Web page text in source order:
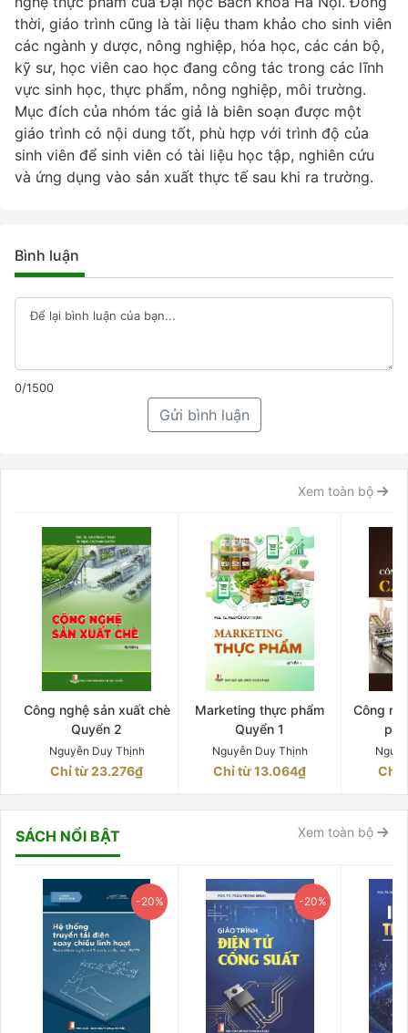
thời, giáo trình cũng là tài liệu tham khảo cho sinh viên
các ngành y dược, nông nghiệp, hóa học, các cán bộ,
kỹ sư, học viên cao học đang công tác trong các lĩnh
vực sinh học, thực phẩm, nông nghiệp, môi trường.
Mục đích của nhóm tác giả là biên soạn được một
giáo trình có nội dung tốt, phù hợp với trình độ của
sinh viên để sinh viên có tài liệu học tập, nghiên cứu
và ứng dụng vào sản xuất thực tế sau khi ra trường.
Bình luận
0/1500
Gửi bình luận
Xem toàn bộ
Công nghệ sản xuất chè
Quyển 2
Nguyễn Duy Thịnh
Chỉ từ 23.276₫
Marketing thực phẩm
Quyển 1
Nguyễn Duy Thịnh
Chỉ từ 13.064₫
Công
Chỉ
SÁCH NỔI BẬT Xem toàn bộ
-20% -20%